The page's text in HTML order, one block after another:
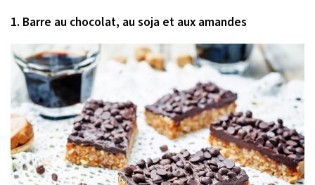
1. Barre au chocolat, au soja et aux amandes